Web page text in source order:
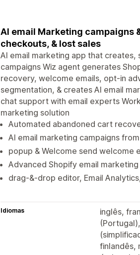
AI email Marketing campaigns
checkouts, & lost sales
AI email marketing app that creates,
campaigns Wiz agent generates
recovery, welcome emails, opt-in
segmentation, & creates AI email
chat support with email experts
marketing solution
Automated abandoned cart
AI email marketing campaigns
popup & Welcome send welcome
Advanced Shopify email
drag-&-drop editor, Email
Idiomas
inglês,
finlandês,